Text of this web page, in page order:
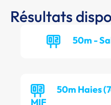
Résultats
50m -
50m Haies
MIF